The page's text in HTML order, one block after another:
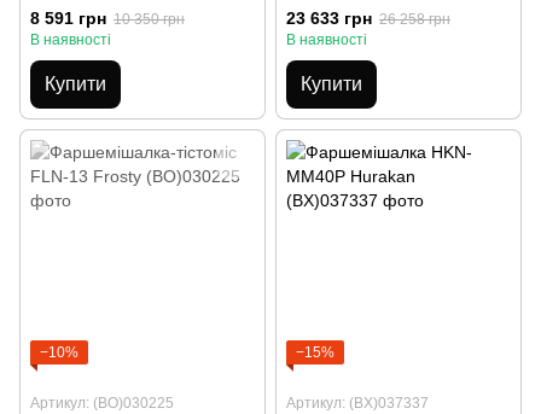
8 591 грн 10 350 грн
В наявності
Купити
23 633 грн 26 258 грн
В наявності
Купити
−10%
Артикул: (BO)030225
−15%
Артикул: (BX)037337